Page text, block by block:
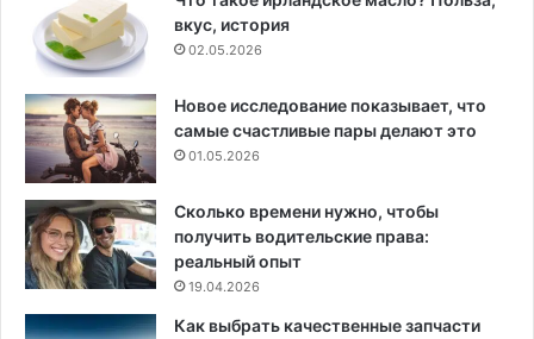
вкус, история
02.05.2026
Новое исследование показывает, что
самые счастливые пары делают это
01.05.2026
Сколько времени нужно, чтобы
получить водительские права:
реальный опыт
19.04.2026
Как выбрать качественные запчасти